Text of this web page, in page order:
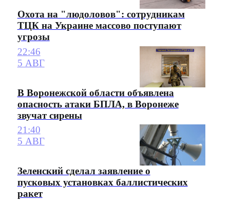
Охота на "людоловов": сотрудникам
ТЦК на Украине массово поступают
угрозы
22:46
5 АВГ
В Воронежской области объявлена
опасность атаки БПЛА, в Воронеже
звучат сирены
21:40
5 АВГ
Зеленский сделал заявление о
пусковых установках баллистических
ракет